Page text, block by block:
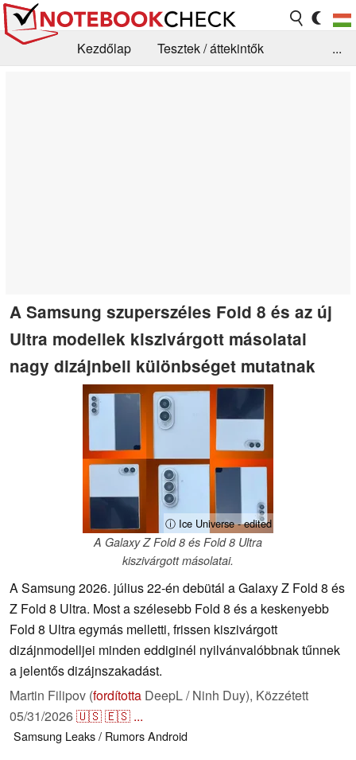
Kezdőlap
Tesztek / áttekintők
...
A Samsung szuperszéles Fold 8 és az új
Ultra modellek kiszivárgott másolatai
nagy dizájnbeli különbséget mutatnak
ⓘ Ice Universe - edited
A Galaxy Z Fold 8 és Fold 8 Ultra
kiszivárgott másolatai.
A Samsung 2026. július 22-én debütál a Galaxy Z Fold 8 és
Z Fold 8 Ultra. Most a szélesebb Fold 8 és a keskenyebb
Fold 8 Ultra egymás melletti, frissen kiszivárgott
dizájnmodelljei minden eddiginél nyilvánvalóbbnak tűnnek
a jelentős dizájnszakadást.
Martin Filipov (fordította DeepL / Ninh Duy), Közzétett
05/31/2026🇺🇸🇪🇸 ...
Samsung Leaks / RumorsAndroid